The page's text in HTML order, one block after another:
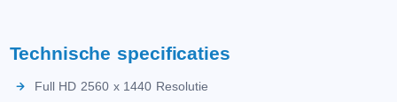
Technische specificaties
Full HD 2560 x 1440 Resolutie